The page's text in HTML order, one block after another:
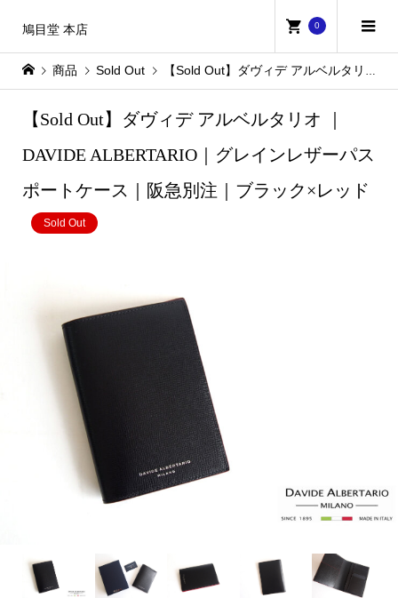
鳩目堂 本店 0
商品 Sold Out 【Sold Out】ダヴィデ アルベルタリオ ｜DAVIDE ALBERTARIO｜グレインレザーパスポートケース｜阪急別注｜ブラック×レッド
【Sold Out】ダヴィデ アルベルタリオ ｜
DAVIDE ALBERTARIO｜グレインレザーパス
ポートケース｜阪急別注｜ブラック×レッド
Sold Out